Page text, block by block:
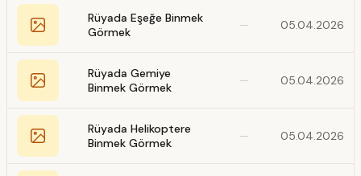
Rüyada Eşeğe Binmek
Görmek
— 05.04.2026
Rüyada Gemiye
Binmek Görmek
— 05.04.2026
Rüyada Helikoptere
Binmek Görmek
— 05.04.2026